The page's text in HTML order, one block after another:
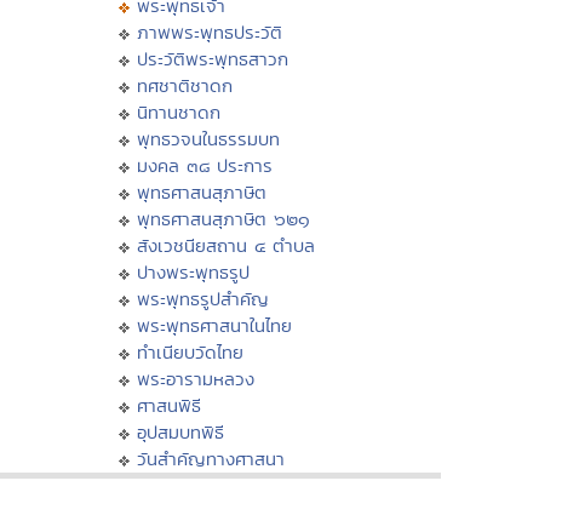
พระพุทธเจ้า
ภาพพระพุทธประวัติ
ประวัติพระพุทธสาวก
ทศชาติชาดก
นิทานชาดก
พุทธวจนในธรรมบท
มงคล ๓๘ ประการ
พุทธศาสนสุภาษิต
พุทธศาสนสุภาษิต ๖๒๑
สังเวชนียสถาน ๔ ตำบล
ปางพระพุทธรูป
พระพุทธรูปสำคัญ
พระพุทธศาสนาในไทย
ทำเนียบวัดไทย
พระอารามหลวง
ศาสนพิธี
อุปสมบทพิธี
วันสำคัญทางศาสนา